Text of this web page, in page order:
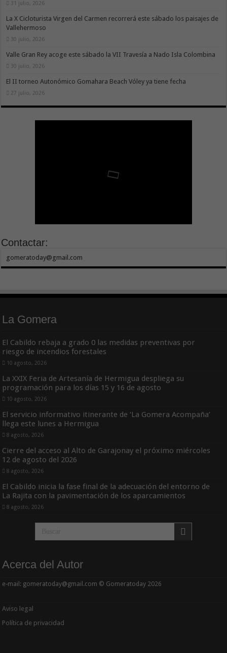
31 julio, 2026
La X Cicloturista Virgen del Carmen recorrerá este sábado los paisajes de
Vallehermoso
30 julio, 2026
Valle Gran Rey acoge este sábado la VII Travesía a Nado Isla Colombina
30 julio, 2026
El II torneo Autonómico Gomahara Beach Vóley ya tiene fecha
27 julio, 2026
Contactar:
gomeratoday@gmail.com
La Gomera
El Cabildo rebaja a grado 0 las medidas preventivas por
riesgo de incendios forestales
10 agosto, 2026
La XXIX Feria de Artesanía de Hermigua despliega su
programación para los días 15 y 16 de agosto
10 agosto, 2026
El servicio informativo itinerante de ‘La Gomera Acompaña’
llega este lunes a Hermigua
8 agosto, 2026
Cierre del acceso al Alto de Garajonay el próximo miércoles
12 de agosto del 2026
8 agosto, 2026
El Cabildo inicia la fase final de la adecuación del entorno de
La Rajita con la pavimentación de los aparcamientos
8 agosto, 2026
Acerca del Autor
e-mail: gomeratoday@gmail.com © Gomeratoday 2026
Aviso legal
Política de privacidad